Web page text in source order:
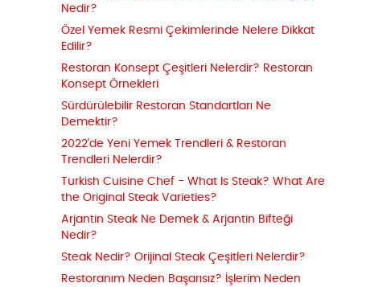
Nedir?
Özel Yemek Resmi Çekimlerinde Nelere Dikkat
Edilir?
Restoran Konsept Çeşitleri Nelerdir? Restoran
Konsept Örnekleri
Sürdürülebilir Restoran Standartları Ne
Demektir?
2022'de Yeni Yemek Trendleri & Restoran
Trendleri Nelerdir?
Turkish Cuisine Chef - What Is Steak? What Are
the Original Steak Varieties?
Arjantin Steak Ne Demek & Arjantin Bifteği
Nedir?
Steak Nedir? Orijinal Steak Çeşitleri Nelerdir?
Restoranım Neden Başarısız? İşlerim Neden